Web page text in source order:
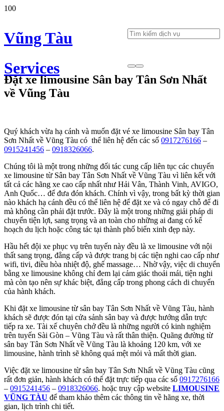
Vũng Tàu
Services
Đặt xe limousine Sân bay Tân Sơn Nhất
về Vũng Tàu
Quý khách vừa hạ cánh và muốn đặt vé xe limousine Sân bay Tân
Sơn Nhất về Vũng Tàu có thể liên hệ đến các số 0917276166 –
0915241456 – 0918326066.
Chúng tôi là một trong những đối tác cung cấp liên tục các chuyến
xe limousine từ Sân bay Tân Sơn Nhất về Vũng Tàu vì liên kết với
tất cả các hãng xe cao cấp nhất như Hải Vân, Thành Vinh, AVIGO,
Anh Quốc… để đưa đón khách. Chính vì vậy, trong bất kỳ thời gian
nào khách hạ cánh đều có thể liên hệ để đặt xe và có ngay chỗ để đi
mà không cần phải đặt trước. Đây là một trong những giải pháp di
chuyển tiện lợi, sang trọng và an toàn cho những ai đang có kế
hoạch du lịch hoặc công tác tại thành phố biển xinh đẹp này.
Hầu hết đội xe phục vụ trên tuyến này đều là xe limousine với nội
thất sang trọng, đẳng cấp và được trang bị các tiện nghi cao cấp như
wifi, tivi, điều hòa nhiệt độ, ghế massage… Nhờ vậy, việc di chuyển
bằng xe limousine không chỉ đem lại cảm giác thoải mái, tiện nghi
mà còn tạo nên sự khác biệt, đẳng cấp trong phong cách di chuyển
của hành khách.
Khi đặt xe limousine từ sân bay Tân Sơn Nhất về Vũng Tàu, hành
khách sẽ được đón tại cửa sảnh sân bay và được hướng dẫn trực
tiếp ra xe. Tài xế chuyên chở đều là những người có kinh nghiệm
trên tuyến Sài Gòn – Vũng Tàu và rất thân thiện. Quãng đường từ
sân bay Tân Sơn Nhất về Vũng Tàu là khoảng 120 km, với xe
limousine, hành trình sẽ không quá mệt mỏi và mất thời gian.
Việc đặt xe limousine từ sân bay Tân Sơn Nhất về Vũng Tàu cũng
rất đơn giản, hành khách có thể đặt trực tiếp qua các số 0917276166
– 0915241456 – 0918326066. hoặc truy cập website LIMOUSINE
VŨNG TÀU để tham khảo thêm các thông tin về hãng xe, thời
gian, lịch trình chi tiết.